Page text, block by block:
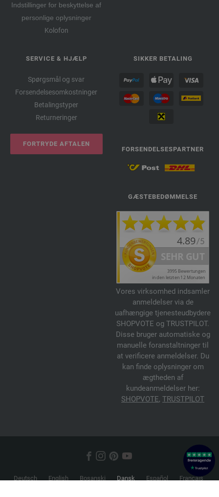
Indstillinger for beskyttelse af
personlige oplysninger
Kolofon
SERVICE & HJÆLP
Spørgsmål og svar
Forsendelsesomkostninger
Betalingstyper
Returneringer
FORTRYDE AFTALEN
SIKKER BETALING
FORSENDELSESPARTNER
GÆSTEBEDØMMELSE
Vores virksomhed indsamler
anmeldelser via de
uafhængige tjenesteudbydere
SHOPVOTE og TRUSTPILOT.
Disse bruger automatiske og
manuelle foranstaltninger til
at verificere anmeldelser. Du
kan finde oplysninger om
ægtheden af
kundeanmeldelser her:
SHOPVOTE, TRUSTPILOT
Deutsch English Bosanski Dansk Español
Français